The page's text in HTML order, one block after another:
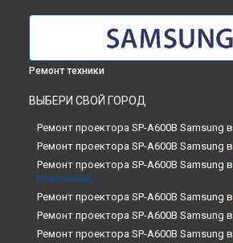
Ремонт техники
ВЫБЕРИ СВОЙ ГОРОД
Ремонт проектора SP-A600B Samsung в
Ремонт проектора SP-A600B Samsung в
Ремонт проектора SP-A600B Samsung в
Новгороде
Ремонт проектора SP-A600B Samsung в
Ремонт проектора SP-A600B Samsung в
Ремонт проектора SP-A600B Samsung в